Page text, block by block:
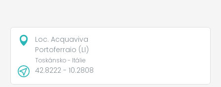
Loc. Acquaviva
Portoferraio (LI)
Toskánsko - Itálie
42.8222 - 10.2808